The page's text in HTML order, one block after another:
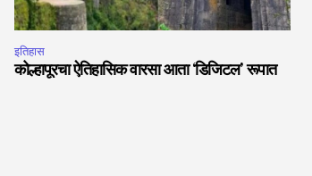
इतिहास
कोल्हापूरचा ऐतिहासिक वारसा आता ‘डिजिटल’ रूपात